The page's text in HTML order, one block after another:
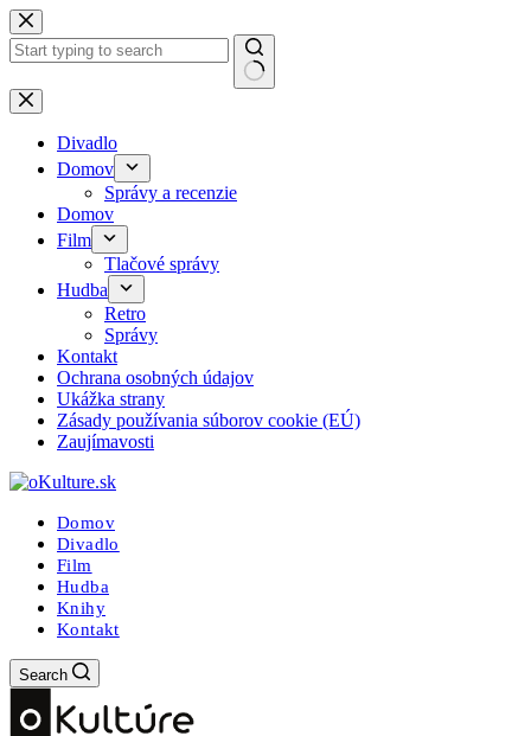
Skip
to
content
No
results
Divadlo
Domov
Správy a recenzie
Domov
Film
Tlačové správy
Hudba
Retro
Správy
Kontakt
Ochrana osobných údajov
Ukážka strany
Zásady používania súborov cookie (EÚ)
Zaujímavosti
Domov
Divadlo
Film
Hudba
Knihy
Kontakt
Search